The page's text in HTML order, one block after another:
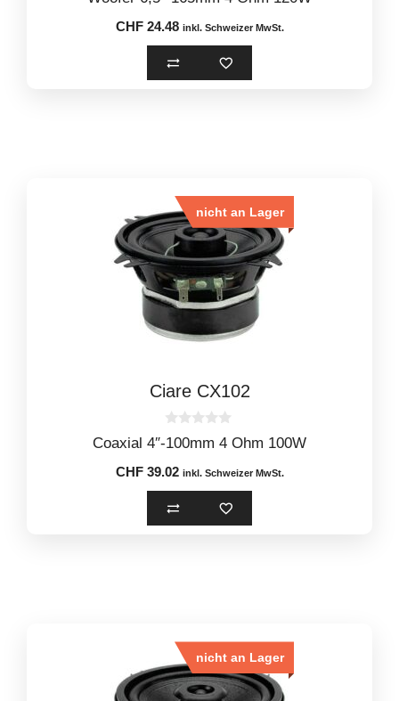
t
5
CHF24.48 inkl. Schweizer MwSt.
nicht an Lager
Ciare CX102
0
o
t
5
Coaxial 4″-100mm 4 Ohm 100W
CHF39.02 inkl. Schweizer MwSt.
nicht an Lager